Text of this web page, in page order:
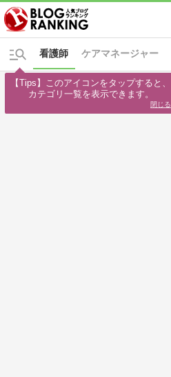
ケアマネージャー
看護師
【Tips】このアイコンをタップすると、
カテゴリ一覧を表示できます。
閉じる